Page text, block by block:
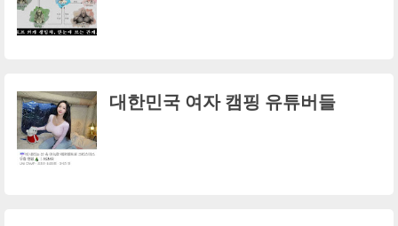
대한민국 여자 캠핑 유튜버들